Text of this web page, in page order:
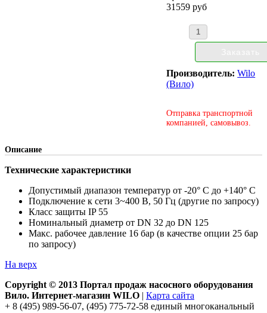
31559 руб
Производитель:Wilo
(Вило)
Отправка транспортной
компанией, самовывоз.
Описание
Технические характеристики
Допустимый диапазон температур от -20° C до +140° C
Подключение к сети 3~400 В, 50 Гц (другие по запросу)
Класс защиты IP 55
Номинальный диаметр от DN 32 до DN 125
Макс. рабочее давление 16 бар (в качестве опции 25 бар
по запросу)
На верх
Copyright © 2013 Портал продаж насосного оборудования
Вило. Интернет-магазин WILO | Карта сайта
+ 8 (495) 989-56-07, (495) 775-72-58 единый многоканальный